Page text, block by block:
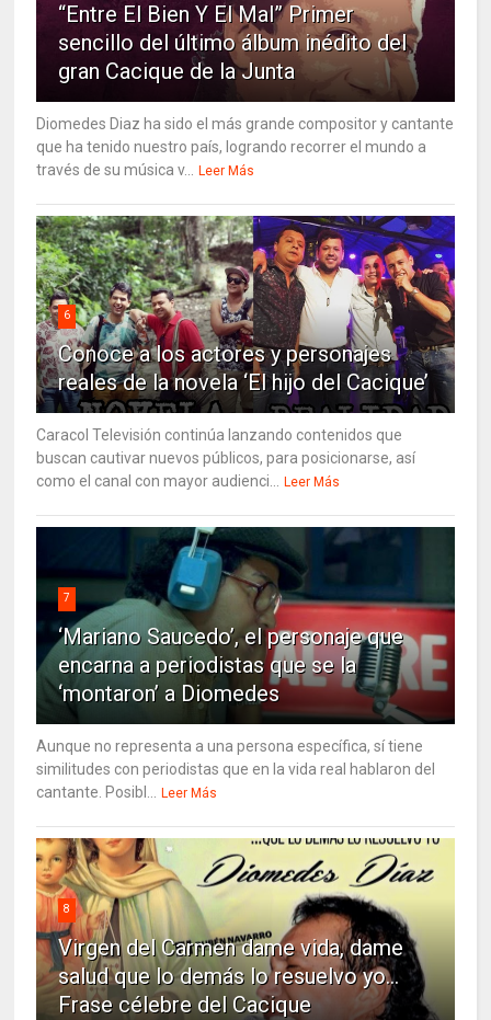
“Entre El Bien Y El Mal” Primer
sencillo del último álbum inédito del
gran Cacique de la Junta
Diomedes Diaz ha sido el más grande compositor y cantante
que ha tenido nuestro país, logrando recorrer el mundo a
través de su música v... Leer Más
6
Conoce a los actores y personajes
reales de la novela ‘El hijo del Cacique’
Caracol Televisión continúa lanzando contenidos que
buscan cautivar nuevos públicos, para posicionarse, así
como el canal con mayor audienci... Leer Más
7
‘Mariano Saucedo’, el personaje que
encarna a periodistas que se la
‘montaron’ a Diomedes
Aunque no representa a una persona específica, sí tiene
similitudes con periodistas que en la vida real hablaron del
cantante. Posibl... Leer Más
8
Virgen del Carmen dame vida, dame
salud que lo demás lo resuelvo yo…
Frase célebre del Cacique